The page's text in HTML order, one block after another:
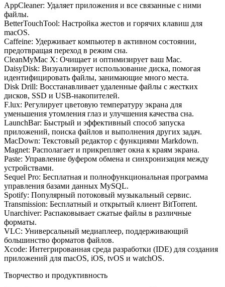
AppCleaner: Удаляет приложения и все связанные с ними
файлы.
BetterTouchTool: Настройка жестов и горячих клавиш для
macOS.
Caffeine: Удерживает компьютер в активном состоянии,
предотвращая переход в режим сна.
CleanMyMac X: Очищает и оптимизирует ваш Mac.
DaisyDisk: Визуализирует использование диска, помогая
идентифицировать файлы, занимающие много места.
Disk Drill: Восстанавливает удаленные файлы с жестких
дисков, SSD и USB-накопителей.
F.lux: Регулирует цветовую температуру экрана для
уменьшения утомления глаз и улучшения качества сна.
LaunchBar: Быстрый и эффективный способ запуска
приложений, поиска файлов и выполнения других задач.
MacDown: Текстовый редактор с функциями Markdown.
Magnet: Располагает и прикрепляет окна к краям экрана.
Paste: Управление буфером обмена и синхронизация между
устройствами.
Sequel Pro: Бесплатная и полнофункциональная программа
управления базами данных MySQL.
Spotify: Популярный потоковый музыкальный сервис.
Transmission: Бесплатный и открытый клиент BitTorrent.
Unarchiver: Распаковывает сжатые файлы в различные
форматы.
VLC: Универсальный медиаплеер, поддерживающий
большинство форматов файлов.
Xcode: Интегрированная среда разработки (IDE) для создания
приложений для macOS, iOS, tvOS и watchOS.
Творчество и продуктивность